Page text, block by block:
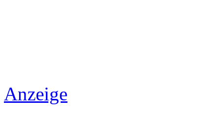
Anzeige